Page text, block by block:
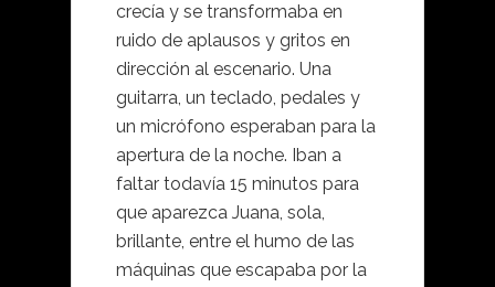
crecía y se transformaba en
ruido de aplausos y gritos en
dirección al escenario. Una
guitarra, un teclado, pedales y
un micrófono esperaban para la
apertura de la noche. Iban a
faltar todavía 15 minutos para
que aparezca Juana, sola,
brillante, entre el humo de las
máquinas que escapaba por la